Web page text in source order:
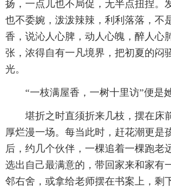
扬，一点儿也不局促，无半点扭捏。
也不委婉，泼泼辣辣，利利落落，不
香，说沁人心脾，动人心魄，醉人心
张，浓得自有一凡境界，把初夏的闷
光。
“一枝满屋香，一树十里访”便是
堪折之时直须折来几枝，摆在床
厚烂漫一场。每当此时，赶花潮更是
后，约几个伙伴，一棵追着一棵跑老
选出自己最满意的，带回家来和家有
邻右舍，或拿给老师摆在书案上，剩